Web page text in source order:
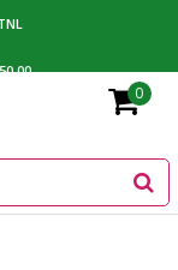
0